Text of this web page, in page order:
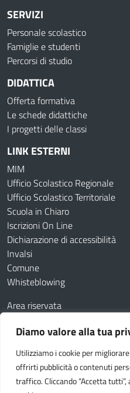
Diamo valore alla tua
Utilizziamo i cookie per
offrirti pubblicità o contenuti
traffico. Cliccando “Accetta
SERVIZI
Personale scolastico
Famiglie e studenti
Percorsi di studio
DIDATTICA
Offerta formativa
Le schede didattiche
I progetti delle classi
LINK ESTERNI
MIM
Ufficio Scolastico Regionale
Ufficio Scolastico Territoriale
Scuola in Chiaro
Iscrizioni On Line
Dichiarazione di accessibilità
Invalsi
Comune
Whisteblowing
Area riservata
Amministrazione Trasparente
Dichiarazione di accessibilità
FeedbackNote legaliPrivacy